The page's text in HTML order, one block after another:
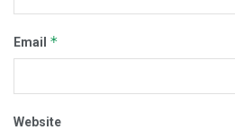
Email *
Website